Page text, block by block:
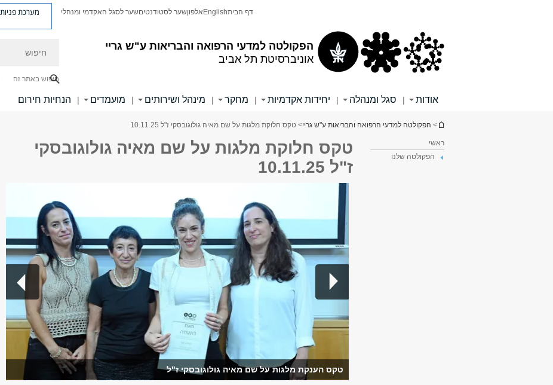
הפקולטה למדעי הרפואה והבריאות ע"ש גריי
אוניברסיטת תל אביב
דף הביתEnglish אלפוןשער לסטודנטיםשער לסגל האקדמי ומנהלי מערכת פניות
חיפוש באתר זה
אודות | סגל ומנהלה | יחידות אקדמיות | מחקר | מינהל ושירותים | מועמדים | הנחיות חירום
הינך נמצא כאן
> הפקולטה למדעי הרפואה והבריאות ע"ש גריי> טקס חלוקת מלגות על שם מאיה גולוגובסקי ז"ל 10.11.25
ראשי
הפקולטה שלנו
טקס חלוקת מלגות על שם מאיה גולוגובסקי
ז"ל 10.11.25
טקס הענקת מלגות על שם מאיה גולוגובסקי ז"ל